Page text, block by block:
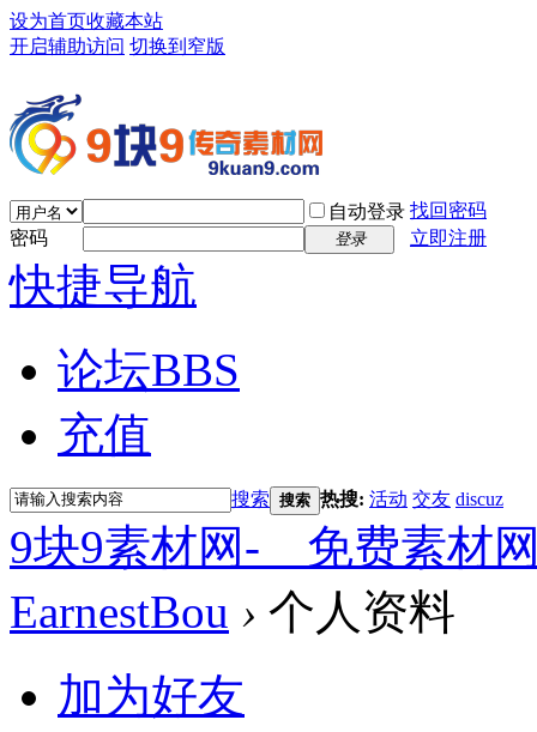
设为首页收藏本站
开启辅助访问 切换到窄版
自动登录 找回密码
密码
登录 立即注册
快捷导航
论坛BBS
充值
搜索 搜索 热搜: 活动 交友 discuz
9块9素材网-＿免费素材
EarnestBou › 个人资料
加为好友